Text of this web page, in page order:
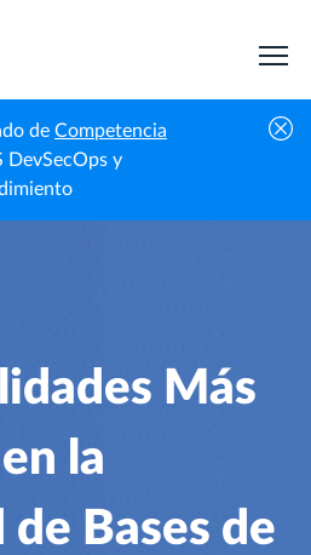
de Competencia
DevSecOps y
Las 10 Vulnerabilidades Más Comunes
en la Seguridad de Bases de Datos
Más
la
Bases de